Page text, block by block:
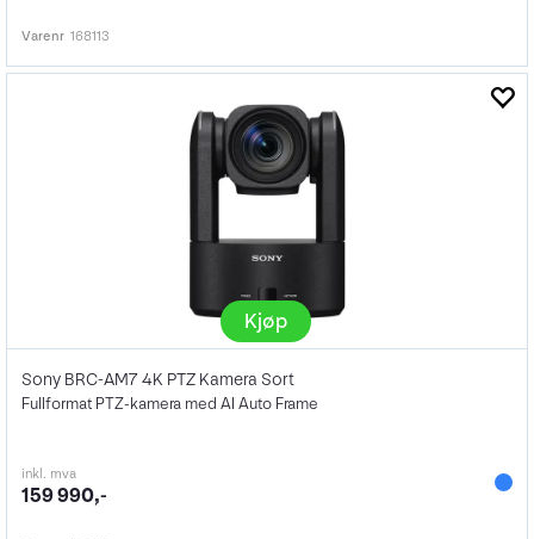
Varenr 168113
Kjøp
Sony BRC-AM7 4K PTZ Kamera Sort
Fullformat PTZ-kamera med AI Auto Frame
inkl. mva
159 990,-